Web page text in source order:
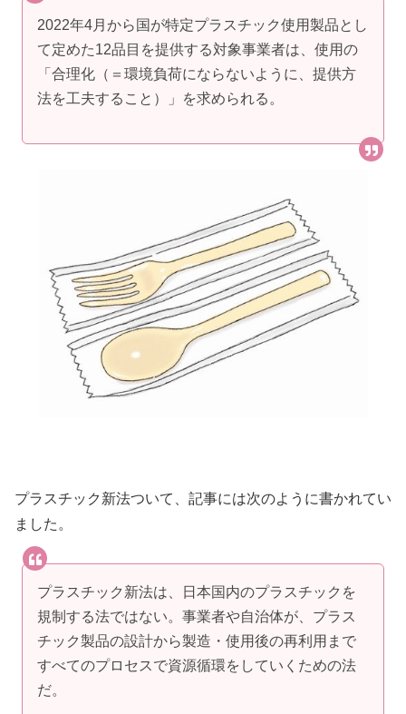
2022年4月から国が特定プラスチック使用製品とし
て定めた12品目を提供する対象事業者は、使用の
「合理化（＝環境負荷にならないように、提供方
法を工夫すること）」を求められる。
プラスチック新法ついて、記事には次のように書かれてい
ました。
プラスチック新法は、日本国内のプラスチックを
規制する法ではない。事業者や自治体が、プラス
チック製品の設計から製造・使用後の再利用まで
すべてのプロセスで資源循環をしていくための法
だ。